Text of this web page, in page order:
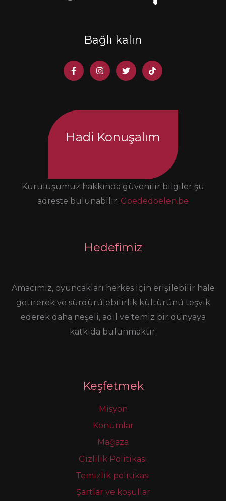
Bağlı kalın
Hedefimiz
Amacımız, oyuncakları herkes için erişilebilir hale
getirerek ve sürdürülebilirlik kültürünü teşvik
ederek daha neşeli, adil ve temiz bir dünyaya
katkıda bulunmaktır.
Keşfetmek
Misyon
Konumlar
Mağaza
Gizlilik Politikası
Temizlik politikası
Şartlar ve koşullar
Hadi Konuşalım
Kuruluşumuz hakkında güvenilir bilgiler şu
adreste bulunabilir: Goededoelen.be